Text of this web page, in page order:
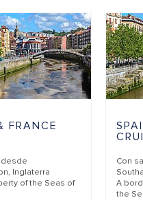
FRANCE
desde
Inglaterra
of the Seas of
Con
A
the